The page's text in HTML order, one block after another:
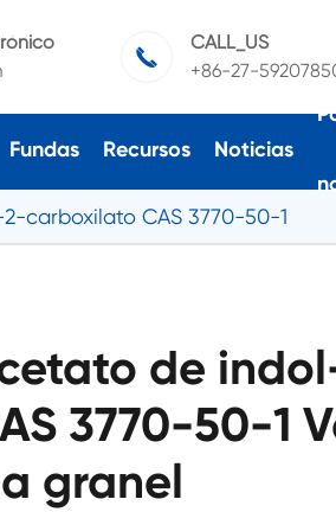

CALL_US
+86-27-
Fundas Recursos Noticias
carboxilato CAS 3770-50-1
de
3770-50-1
granel